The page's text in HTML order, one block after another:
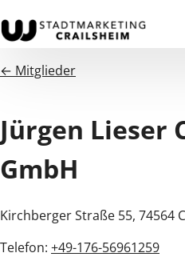
← Mitglieder
Jürgen Lieser
GmbH
Kirchberger Straße 55, 74564
Telefon: +49-176-56961259